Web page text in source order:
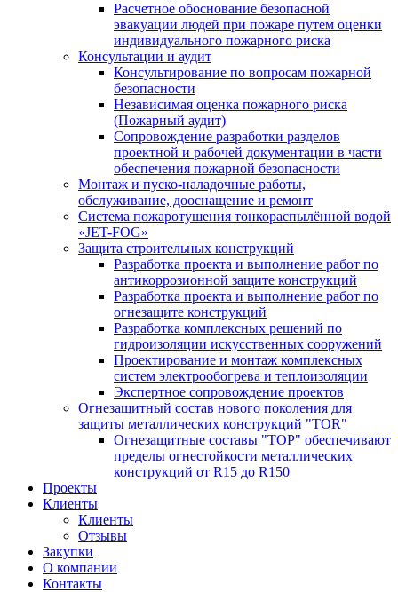
Расчетное обоснование безопасной
эвакуации людей при пожаре путем оценки
индивидуального пожарного риска
Консультации и аудит
Консультирование по вопросам пожарной
безопасности
Независимая оценка пожарного риска
(Пожарный аудит)
Сопровождение разработки разделов
проектной и рабочей документации в части
обеспечения пожарной безопасности
Монтаж и пуско-наладочные работы,
обслуживание, дооснащение и ремонт
Система пожаротушения тонкораспылённой водой
«JET-FOG»
Защита строительных конструкций
Разработка проекта и выполнение работ по
антикоррозионной защите конструкций
Разработка проекта и выполнение работ по
огнезащите конструкций
Разработка комплексных решений по
гидроизоляции искусственных сооружений
Проектирование и монтаж комплексных
систем электрообогрева и теплоизоляции
Экспертное сопровождение проектов
Огнезащитный состав нового поколения для
защиты металлических конструкций "TOR"
Огнезащитные составы "ТОР" обеспечивают
пределы огнестойкости металлических
конструкций от R15 до R150
Проекты
Клиенты
Клиенты
Отзывы
Закупки
О компании
Контакты